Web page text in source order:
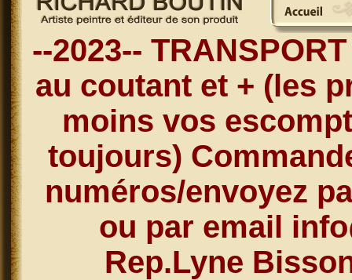
--2023--
au coutant et + (les
moins vos
toujours)
numéros/envoyez
ou par email
Rep.Lyne